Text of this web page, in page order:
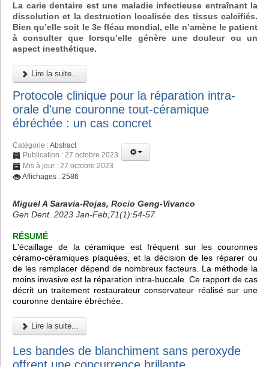
La carie dentaire est une maladie infectieuse entraînant la
dissolution et la destruction localisée des tissus calcifiés.
Bien qu’elle soit le 3e fléau mondial, elle n’amène le patient
à consulter que lorsqu’elle génère une douleur ou un
aspect inesthétique.
Lire la suite...
Protocole clinique pour la réparation intra-
orale d'une couronne tout-céramique
ébréchée : un cas concret
Catégorie :Abstract
Publication : 27 octobre 2023
Mis à jour : 27 octobre 2023
Affichages : 2586
Miguel A Saravia-Rojas, Rocio Geng-Vivanco
Gen Dent. 2023 Jan-Feb;71(1):54-57.
RÉSUMÉ
L'écaillage de la céramique est fréquent sur les couronnes
céramo-céramiques plaquées, et la décision de les réparer ou
de les remplacer dépend de nombreux facteurs. La méthode la
moins invasive est la réparation intra-buccale. Ce rapport de cas
décrit un traitement restaurateur conservateur réalisé sur une
couronne dentaire ébréchée.
Lire la suite...
Les bandes de blanchiment sans peroxyde